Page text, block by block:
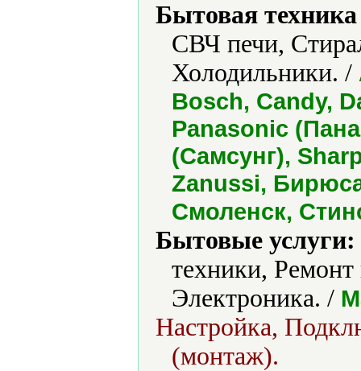
Бытовая
СВЧ печи,
Холодильники. /
Bosch, Candy,
Panasonic
(Самсунг),
Zanussi,
Смоленск,
Бытовые услуги:
техники, Ремонт
Электроника. /
Настройка,
(монтаж).